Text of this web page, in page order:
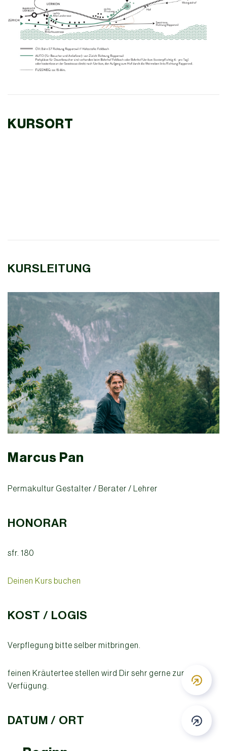
KURSORT
KURSLEITUNG
Marcus Pan
Permakultur Gestalter / Berater / Lehrer
HONORAR
sfr. 180
Deinen Kurs buchen
KOST / LOGIS
Verpflegung bitte selber mitbringen.
feinen Kräutertee stellen wird Dir sehr gerne zur
Verfügung.
DATUM / ORT